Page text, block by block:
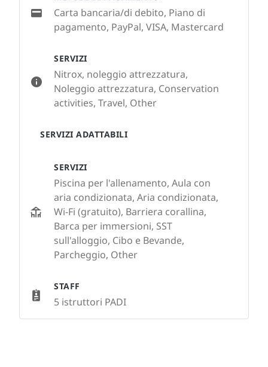
SERVIZI
Nitrox, noleggio attrezzatura,
Noleggio attrezzatura, Conservation
activities, Travel, Other
SERVIZI ADATTABILI
SERVIZI
Piscina per l'allenamento, Aula con
aria condizionata, Aria condizionata,
Wi-Fi (gratuito), Barriera corallina,
Barca per immersioni, SST
sull'alloggio, Cibo e Bevande,
Parcheggio, Other
STAFF
5 istruttori PADI
Carta bancaria/di debito, Piano di
pagamento, PayPal, VISA, Mastercard